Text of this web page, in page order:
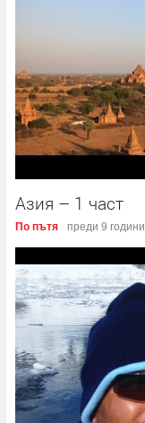
Азия – 1 част
По пътя преди 9 години